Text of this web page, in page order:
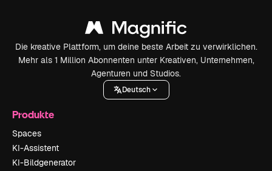
Die kreative Plattform, um deine beste Arbeit zu verwirklichen.
Mehr als 1 Million Abonnenten unter Kreativen, Unternehmen,
Agenturen und Studios.
Deutsch
Produkte
Spaces
KI-Assistent
KI-Bildgenerator